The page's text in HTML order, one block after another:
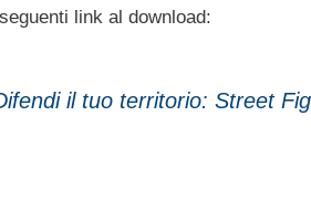
link al download:
il tuo territorio: Street